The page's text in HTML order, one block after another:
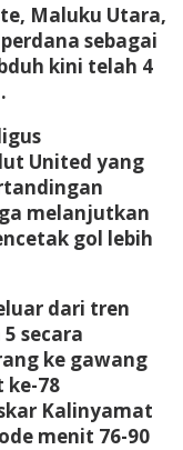
Maluku Utara,
sebagai
kini telah 4
United yang
melanjutkan
gol lebih
dari tren
secara
ke gawang
ke-78
Kalinyamat
menit 76-90